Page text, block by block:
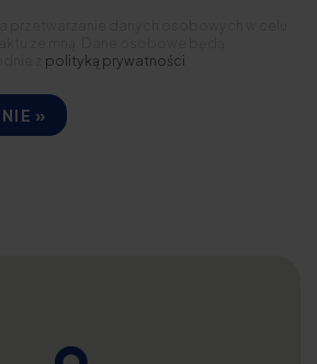
polityką prywatności
»